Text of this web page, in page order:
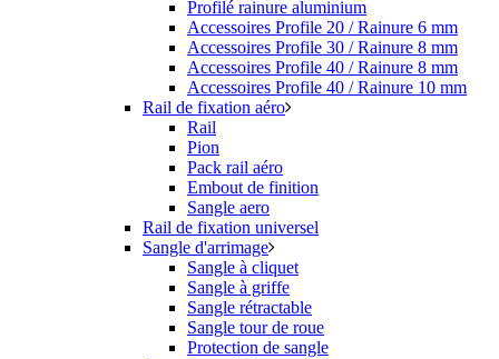
Profilé rainure aluminium
Accessoires Profile 20 / Rainure 6 mm
Accessoires Profile 30 / Rainure 8 mm
Accessoires Profile 40 / Rainure 8 mm
Accessoires Profile 40 / Rainure 10 mm
Rail de fixation aéro
Rail
Pion
Pack rail aéro
Embout de finition
Sangle aero
Rail de fixation universel
Sangle d'arrimage
Sangle à cliquet
Sangle à griffe
Sangle rétractable
Sangle tour de roue
Protection de sangle